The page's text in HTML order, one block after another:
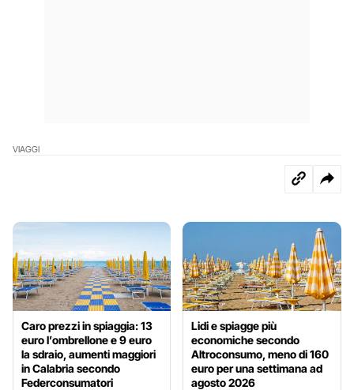
VIAGGI
Caro prezzi in spiaggia: 13
euro l’ombrellone e 9 euro
la sdraio, aumenti maggiori
in Calabria secondo
Federconsumatori
Lidi e spiagge più
economiche secondo
Altroconsumo, meno di 160
euro per una settimana ad
agosto 2026